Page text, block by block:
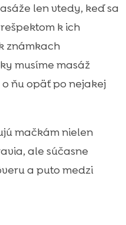
len vtedy, keď sa
k ich
známkach
musíme masáž
ňu opäť po nejakej
mačkám nielen
ale súčasne
a puto medzi